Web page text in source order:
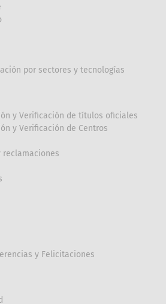
por sectores y tecnologías
y Verificación de títulos oficiales
y Verificación de Centros
reclamaciones
y Felicitaciones